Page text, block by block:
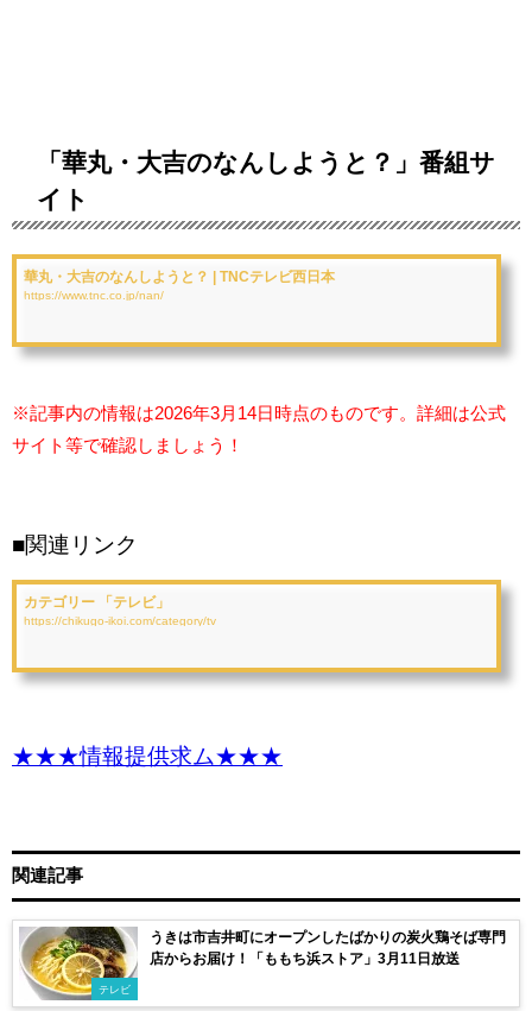
「華丸・大吉のなんしようと？」番組サ
イト
華丸・大吉のなんしようと？ | TNCテレビ西日本
https://www.tnc.co.jp/nan/
※記事内の情報は2026年3月14日時点のものです。詳細は公式
サイト等で確認しましょう！
■関連リンク
カテゴリー 「テレビ」
https://chikugo-ikoi.com/category/tv
★★★情報提供求ム★★★
関連記事
テレビ
うきは市吉井町にオープンしたばかりの炭火鶏そば専門
店からお届け！「ももち浜ストア」3月11日放送